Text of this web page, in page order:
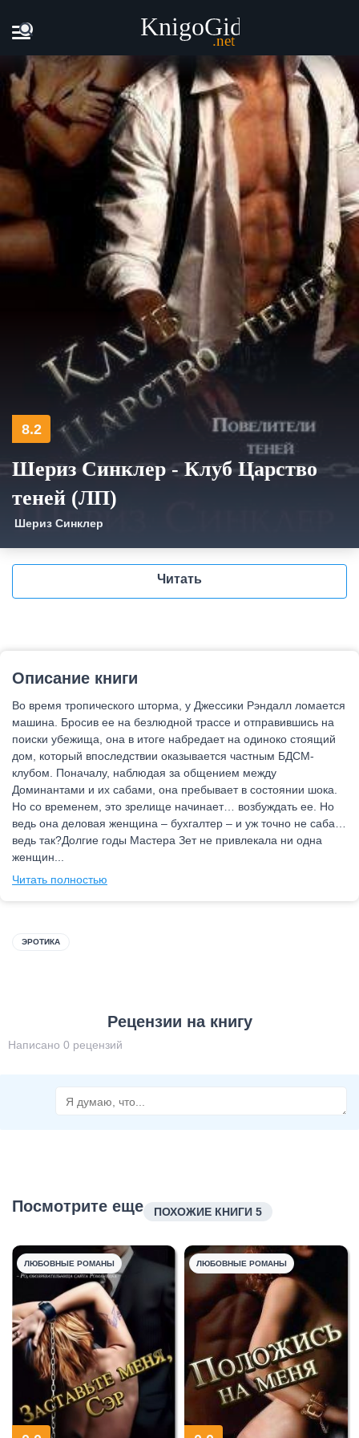
Главная Шериз Синклер - Клуб Царство теней
8.2
Шериз Синклер - Клуб Царство
теней (ЛП)
Шериз Синклер
Читать
Описание книги
Во время тропического шторма, у Джессики Рэндалл ломается
машина. Бросив ее на безлюдной трассе и отправившись на
поиски убежища, она в итоге набредает на одиноко стоящий
дом, который впоследствии оказывается частным БДСМ-
клубом. Поначалу, наблюдая за общением между
Доминантами и их сабами, она пребывает в состоянии шока.
Но со временем, это зрелище начинает… возбуждать ее. Но
ведь она деловая женщина – бухгалтер – и уж точно не саба…
ведь так?Долгие годы Мастера Зет не привлекала ни одна
женщин...
Читать полностью
ЭРОТИКА
Рецензии на книгу
Написано 0 рецензий
Посмотрите еще ПОХОЖИЕ КНИГИ 5
ЛЮБОВНЫЕ РОМАНЫ ЛЮБОВНЫЕ РОМАНЫ